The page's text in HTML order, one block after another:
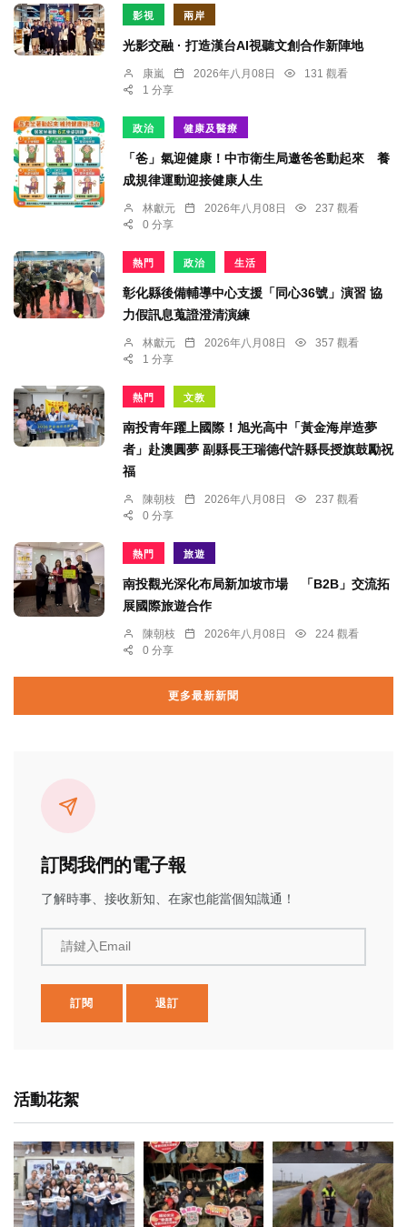
影視 兩岸
光影交融 · 打造漢台AI視聽文創合作新陣地
康嵐 2026年八月08日
131 觀看
1 分享
政治 健康及醫療
「爸」氣迎健康！中市衛生局邀爸爸動起來 養
成規律運動迎接健康人生
林獻元 2026年八月08日
237 觀看
0 分享
熱門 政治 生活
彰化縣後備輔導中心支援「同心36號」演習 協
力假訊息蒐證澄清演練
林獻元 2026年八月08日
357 觀看
1 分享
熱門 文教
南投青年躍上國際！旭光高中「黃金海岸造夢
者」赴澳圓夢 副縣長王瑞德代許縣長授旗鼓勵祝
福
陳朝枝 2026年八月08日
237 觀看
0 分享
熱門 旅遊
南投觀光深化布局新加坡市場 「B2B」交流拓
展國際旅遊合作
陳朝枝 2026年八月08日
224 觀看
0 分享
更多最新新聞
訂閱我們的電子報
了解時事、接收新知、在家也能當個知識通！
請鍵入Email
訂閱 退訂
活動花絮